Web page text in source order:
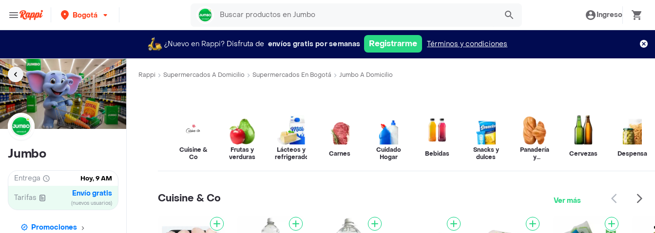
Bogotá Ingreso
¿Nuevo en Rappi? Disfruta de envíos gratis por semanas Registrarme Términos y condiciones
Jumbo
Entrega Hoy, 9 AM
Tarifas Envío gratis
(nuevos usuarios)
Promociones
Rappi Supermercados A Domicilio Supermercados En Bogotá Jumbo A Domicilio
Cuisine &
Co
Frutas y
verduras
Lácteos y
refrigerados
Carnes
Cuidado
Hogar
Bebidas
Snacks y
dulces
Panadería
y
Cervezas Despensa
Cuisine & Co Ver más